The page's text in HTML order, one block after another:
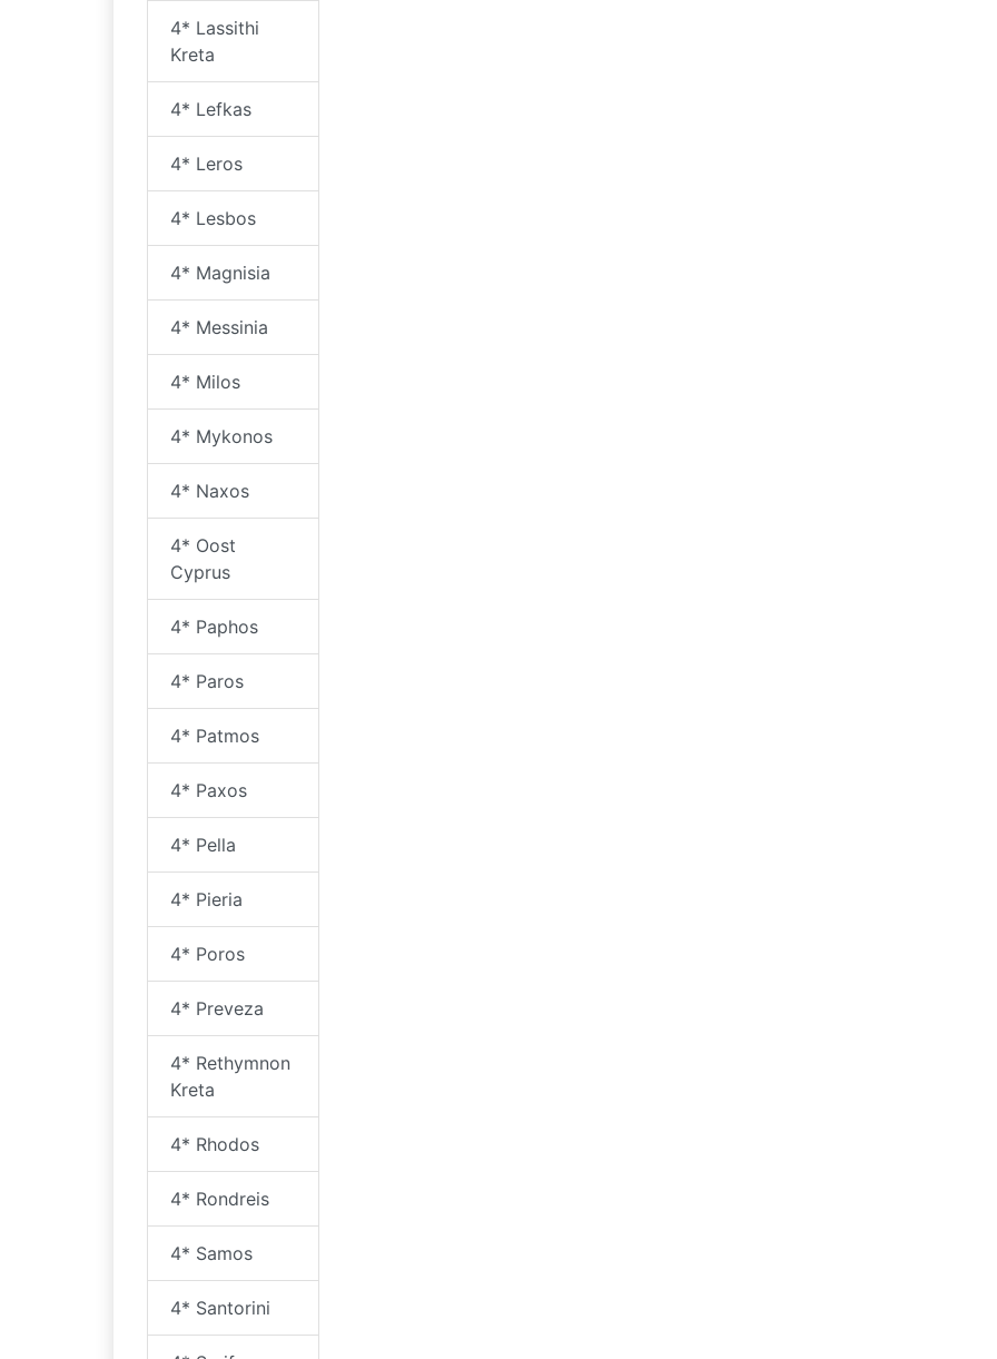
4* Lassithi
Kreta
4* Lefkas
4* Leros
4* Lesbos
4* Magnisia
4* Messinia
4* Milos
4* Mykonos
4* Naxos
4* Oost
Cyprus
4* Paphos
4* Paros
4* Patmos
4* Paxos
4* Pella
4* Pieria
4* Poros
4* Preveza
4* Rethymnon
Kreta
4* Rhodos
4* Rondreis
4* Samos
4* Santorini